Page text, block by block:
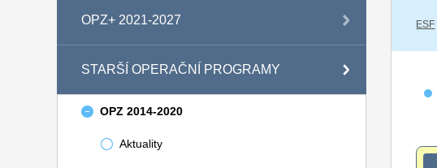
OPZ+ 2021-2027
STARŠÍ OPERAČNÍ PROGRAMY
OPZ 2014-2020
Aktuality
ESF